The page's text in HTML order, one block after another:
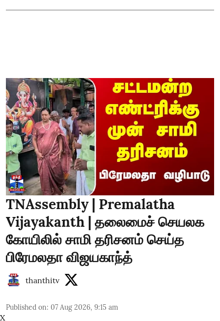
TNAssembly | Premalatha
Vijayakanth | தலைமைச் செயலக
கோயிலில் சாமி தரிசனம் செய்த
பிரேமலதா விஜயகாந்த்
thanthitv
Published on: 07 Aug 2026, 9:15 am
X